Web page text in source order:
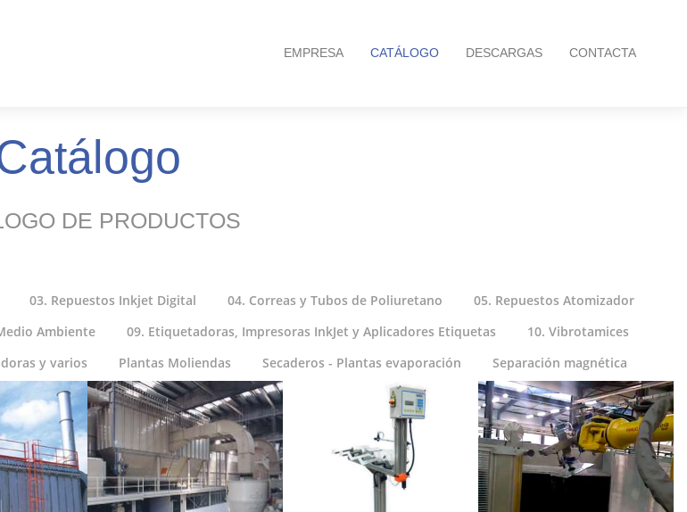
EMPRESA CATÁLOGO DESCARGAS CONTACTA
DE PRODUCTOS
03. Repuestos Inkjet Digital 04. Correas y Tubos de Poliuretano
05. Repuestos Atomizador
Ambiente 09. Etiquetadoras, Impresoras InkJet y Aplicadores Etiquetas
10. Vibrotamices
y varios Plantas Moliendas Secaderos - Plantas evaporación Separación magnética